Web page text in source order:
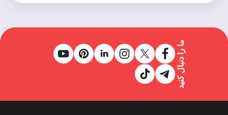
ما را دنبال کنید